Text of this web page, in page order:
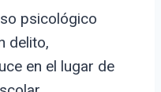
psicológico
delito,
en el lugar de